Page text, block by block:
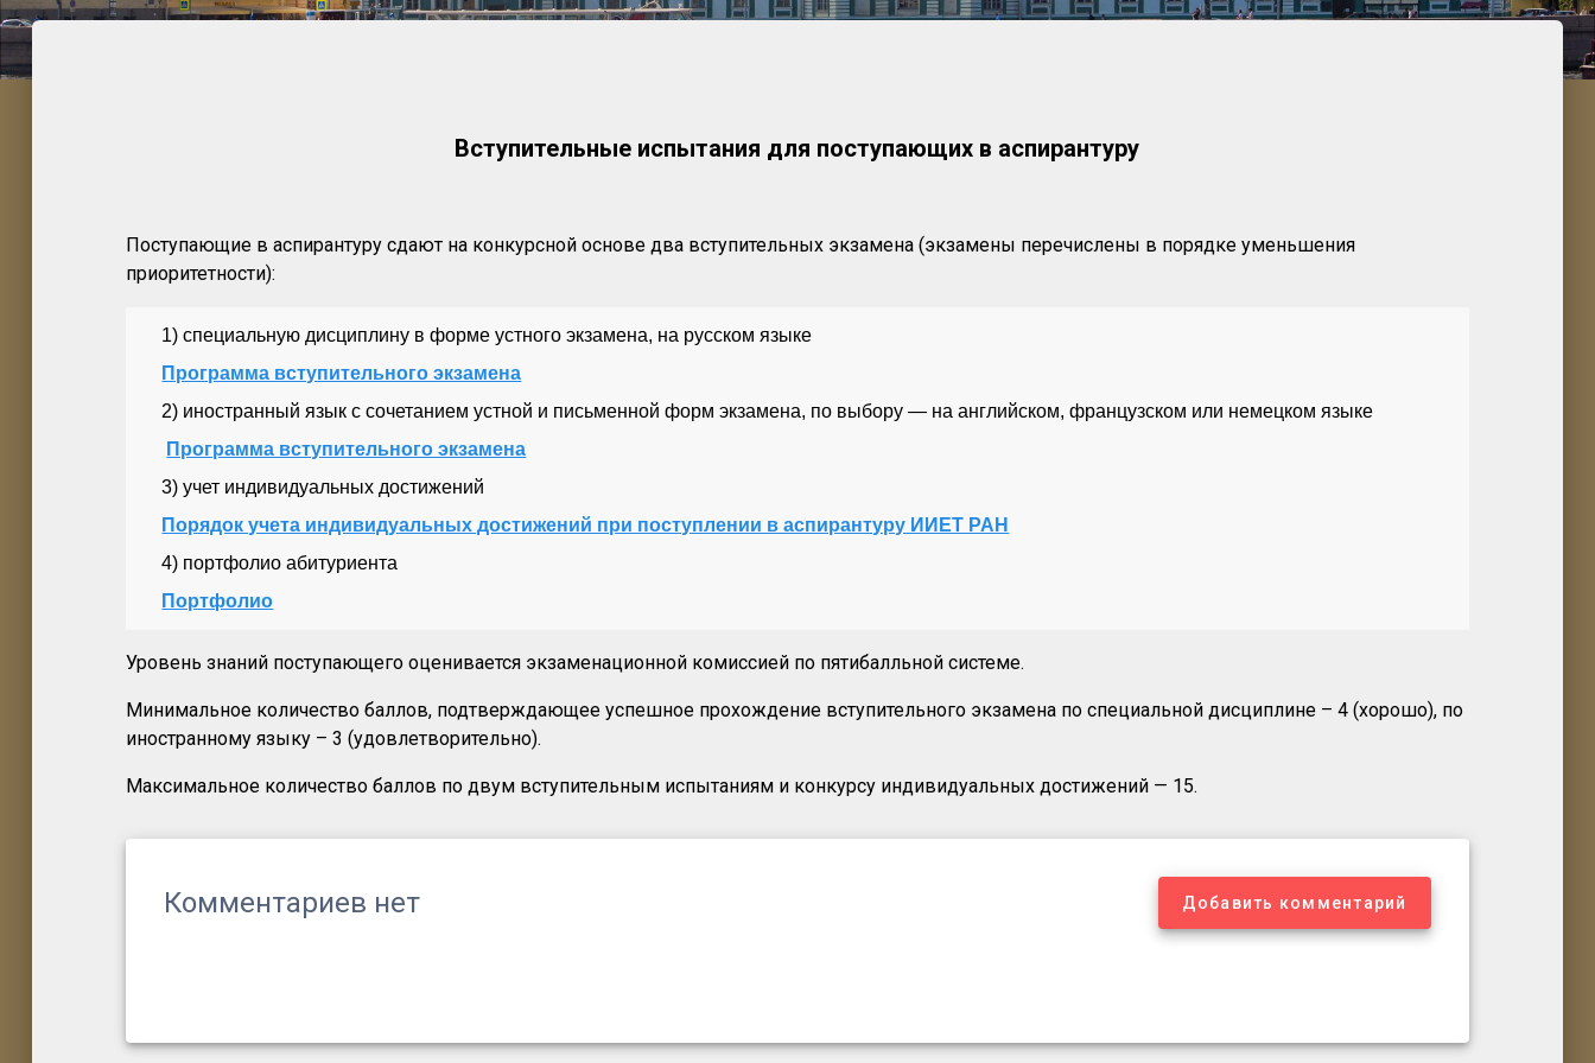
Вступительные испытания для поступающих в аспирантуру
Поступающие в аспирантуру сдают на конкурсной основе два вступительных экзамена (экзамены перечислены в порядке уменьшения
приоритетности):
1) специальную дисциплину в форме устного экзамена, на русском языке
Программа вступительного экзамена
2) иностранный язык с сочетанием устной и письменной форм экзамена, по выбору — на английском, французском или немецком языке
Программа вступительного экзамена
3) учет индивидуальных достижений
Порядок учета индивидуальных достижений при поступлении в аспирантуру ИИЕТ РАН
4) портфолио абитуриента
Портфолио
Уровень знаний поступающего оценивается экзаменационной комиссией по пятибалльной системе.
Минимальное количество баллов, подтверждающее успешное прохождение вступительного экзамена по специальной дисциплине – 4 (хорошо), по
иностранному языку – 3 (удовлетворительно).
Максимальное количество баллов по двум вступительным испытаниям и конкурсу индивидуальных достижений — 15.
Комментариев нет Добавить комментарий